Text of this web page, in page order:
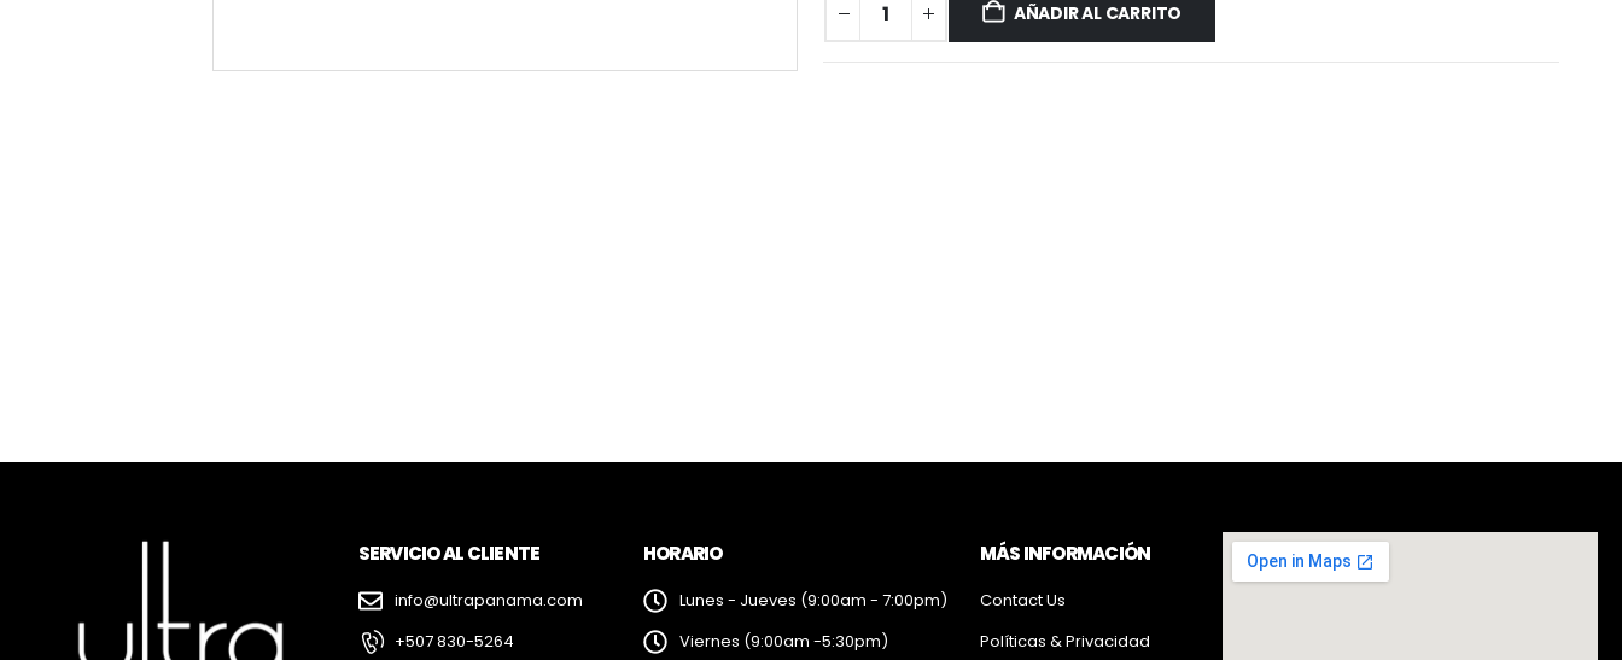
AÑADIR AL CARRITO
SERVICIO AL CLIENTE
info@ultrapanama.com
+507 830-5264
HORARIO
Lunes - Jueves (9:00am - 7:00pm)
Viernes (9:00am -5:30pm)
MÁS INFORMACIÓN
Contact Us
Políticas & Privacidad